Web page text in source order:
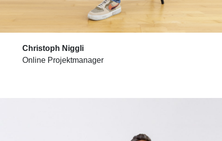
Christoph Niggli
Online Projektmanager